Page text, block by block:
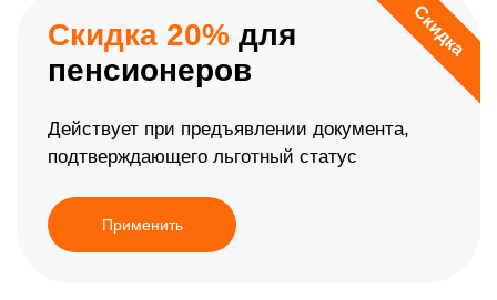
Скидка
Скидка 20% для
пенсионеров
Действует при предъявлении документа,
подтверждающего льготный статус
Применить